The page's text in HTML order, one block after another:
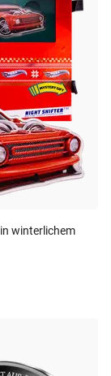
winterlichem